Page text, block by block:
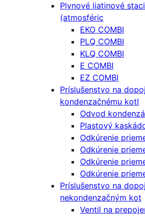
Plynové liatinové
(atmosféric
EKO COMBI
PLQ COMBI
KLQ COMBI
E COMBI
EZ COMBI
Príslušenstvo na
kondenzačnému kotl
Odvod
Plastový
Odkúrenie
Odkúrenie
Odkúrenie
Odkúrenie
Príslušenstvo na
nekondenzačným kot
Ventil na